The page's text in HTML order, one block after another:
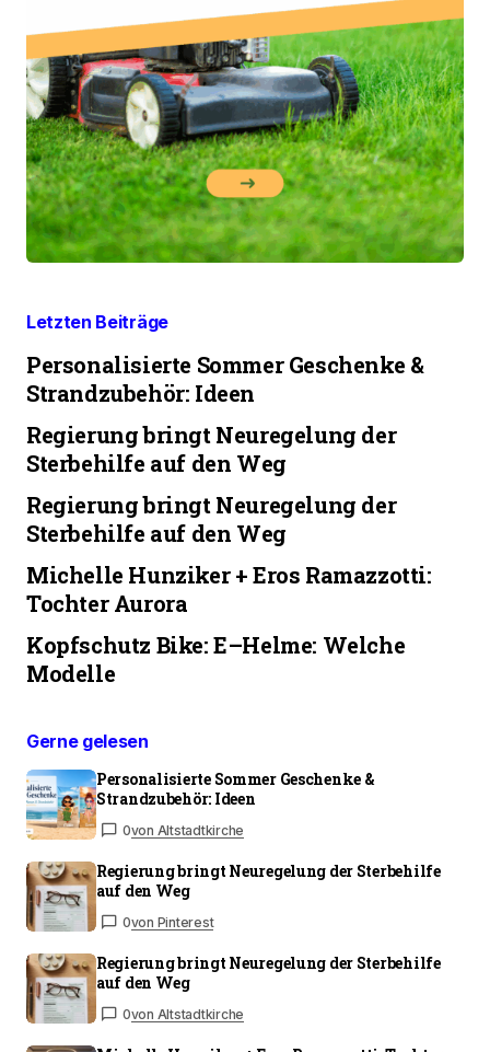
Letzten Beiträge
Personalisierte Sommer Geschenke &
Strandzubehör: Ideen
Regierung bringt Neuregelung der
Sterbehilfe auf den Weg
Regierung bringt Neuregelung der
Sterbehilfe auf den Weg
Michelle Hunziker + Eros Ramazzotti:
Tochter Aurora
Kopfschutz Bike: E–Helme: Welche
Modelle
Gerne gelesen
Personalisierte Sommer Geschenke &
Strandzubehör: Ideen
0von Altstadtkirche
Regierung bringt Neuregelung der Sterbehilfe
auf den Weg
0von Pinterest
Regierung bringt Neuregelung der Sterbehilfe
auf den Weg
0von Altstadtkirche